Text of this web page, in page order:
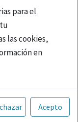
para el
las cookies,
en
Web está
y, por
legalmente
Acepto